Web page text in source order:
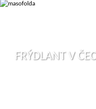
FRÝDLANT V